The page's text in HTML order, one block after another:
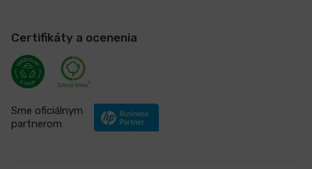
Certifikáty a ocenenia
Sme oficiálnym
partnerom